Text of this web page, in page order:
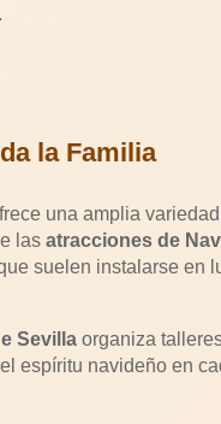
la Familia
una amplia
las atracciones de
suelen instalarse en
Sevilla organiza
espíritu navideño en